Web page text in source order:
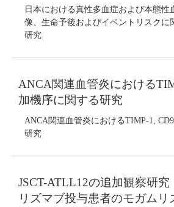
日本における真性多血症および本態性
像、生命予後およびイベントリスクに
研究
ANCA関連血管炎における
加機序に関する研究
ANCA関連血管炎におけるTIMP-1,
研究
JSCT-ATLL12の追加観察研
リズマブ投与患者のモガムリ